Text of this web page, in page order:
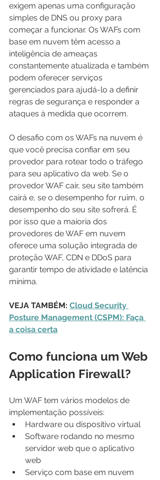
exigem apenas uma configuração
simples de DNS ou proxy para
começar a funcionar. Os WAFs com
base em nuvem têm acesso a
inteligência de ameaças
constantemente atualizada e também
podem oferecer serviços
gerenciados para ajudá-lo a definir
regras de segurança e responder a
ataques à medida que ocorrem.
O desafio com os WAFs na nuvem é
que você precisa confiar em seu
provedor para rotear todo o tráfego
para seu aplicativo da web. Se o
provedor WAF cair, seu site também
cairá e, se o desempenho for ruim, o
desempenho do seu site sofrerá. É
por isso que a maioria dos
provedores de WAF em nuvem
oferece uma solução integrada de
proteção WAF, CDN e DDoS para
garantir tempo de atividade e latência
mínima.
VEJA TAMBÉM: Cloud Security
Posture Management (CSPM): Faça
a coisa certa
Como funciona um Web
Application Firewall?
Um WAF tem vários modelos de
implementação possíveis:
Hardware ou dispositivo virtual
Software rodando no mesmo
servidor web que o aplicativo
web
Serviço com base em nuvem